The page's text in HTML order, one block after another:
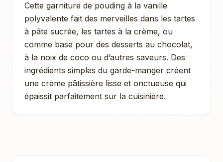
Cette garniture de pouding à la vanille
polyvalente fait des merveilles dans les tartes
à pâte sucrée, les tartes à la crème, ou
comme base pour des desserts au chocolat,
à la noix de coco ou d’autres saveurs. Des
ingrédients simples du garde-manger créent
une crème pâtissière lisse et onctueuse qui
épaissit parfaitement sur la cuisinière.